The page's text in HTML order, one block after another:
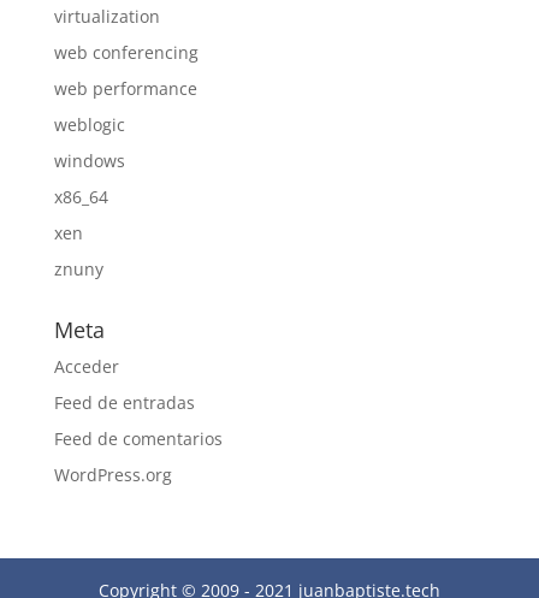
virtualization
web conferencing
web performance
weblogic
windows
x86_64
xen
znuny
Meta
Acceder
Feed de entradas
Feed de comentarios
WordPress.org
Copyright © 2009 - 2021 juanbaptiste.tech